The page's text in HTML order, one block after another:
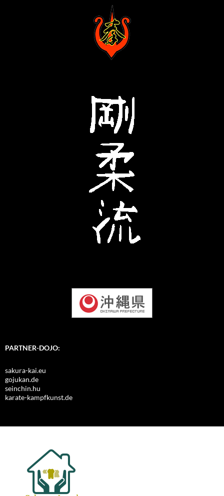
PARTNER-DOJO:
sakura-kai.eu
gojukan.de
seinchin.hu
karate-kampfkunst.de